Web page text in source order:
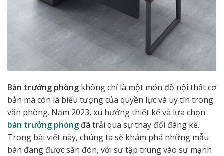
Bàn trưởng phòng không chỉ là một món đồ nội thất cơ
bản mà còn là biểu tượng của quyền lực và uy tín trong
văn phòng. Năm 2023, xu hướng thiết kế và lựa chọn
bàn trưởng phòng đã trải qua sự thay đổi đáng kể.
Trong bài viết này, chúng ta sẽ khám phá những mẫu
bàn đang được săn đón, với sự tập trung vào sự mạnh